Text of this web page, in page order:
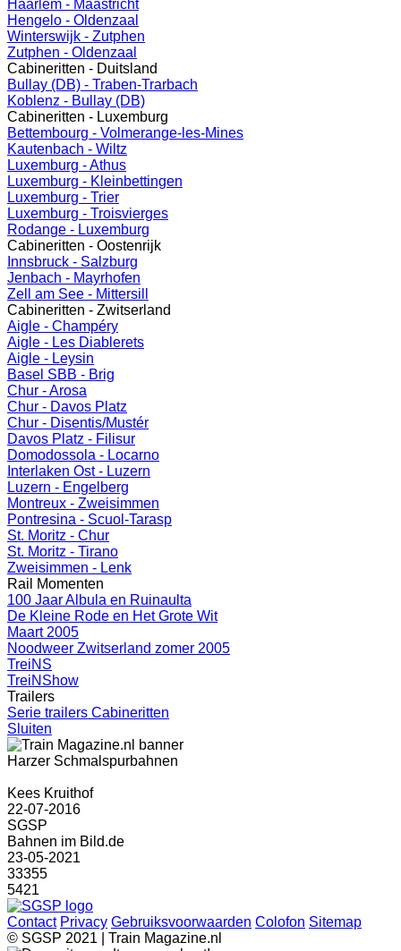
Haarlem - Maastricht
Hengelo - Oldenzaal
Winterswijk - Zutphen
Zutphen - Oldenzaal
Cabineritten - Duitsland
Bullay (DB) - Traben-Trarbach
Koblenz - Bullay (DB)
Cabineritten - Luxemburg
Bettembourg - Volmerange-les-Mines
Kautenbach - Wiltz
Luxemburg - Athus
Luxemburg - Kleinbettingen
Luxemburg - Trier
Luxemburg - Troisvierges
Rodange - Luxemburg
Cabineritten - Oostenrijk
Innsbruck - Salzburg
Jenbach - Mayrhofen
Zell am See - Mittersill
Cabineritten - Zwitserland
Aigle - Champéry
Aigle - Les Diablerets
Aigle - Leysin
Basel SBB - Brig
Chur - Arosa
Chur - Davos Platz
Chur - Disentis/Mustér
Davos Platz - Filisur
Domodossola - Locarno
Interlaken Ost - Luzern
Luzern - Engelberg
Montreux - Zweisimmen
Pontresina - Scuol-Tarasp
St. Moritz - Chur
St. Moritz - Tirano
Zweisimmen - Lenk
Rail Momenten
100 Jaar Albula en Ruinaulta
De Kleine Rode en Het Grote Wit
Maart 2005
Noodweer Zwitserland zomer 2005
TreiNS
TreiNShow
Trailers
Serie trailers Cabineritten
Sluiten
Harzer Schmalspurbahnen
Kees Kruithof
22-07-2016
SGSP
Bahnen im Bild.de
23-05-2021
33355
5421
Contact Privacy Gebruiksvoorwaarden Colofon Sitemap
© SGSP 2021 | Train Magazine.nl